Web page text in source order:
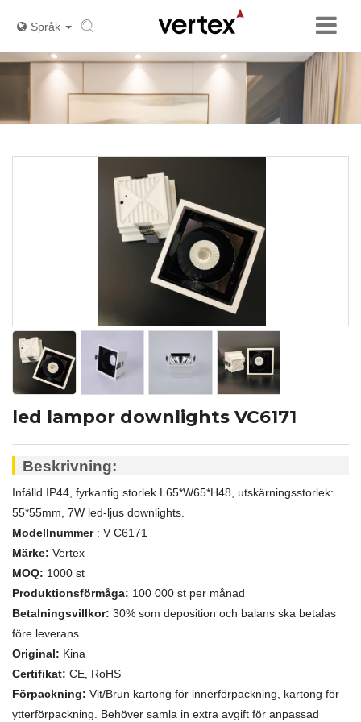
Språk
led lampor downlights VC6171
Beskrivning:
Infälld IP44, fyrkantig storlek L65*W65*H48, utskärningsstorlek:
55*55mm, 7W led-ljus downlights.
Modellnummer : V C6171
Märke: Vertex
MOQ: 1000 st
Produktionsförmåga: 100 000 st per månad
Betalningsvillkor: 30% som deposition och balans ska betalas
före leverans.
Original: Kina
Certifikat: CE, RoHS
Förpackning: Vit/Brun kartong för innerförpackning, kartong för
ytterförpackning. Behöver samla in extra avgift för anpassad